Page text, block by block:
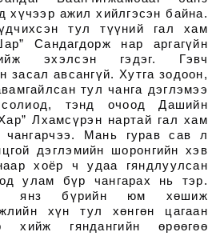
хүчээр ажил хийлгэсэн байна.
тул түүний гал хам
Сандагдорж нар аргагүйн
эхэлсэн гэдэг. Гэвч
засал авсангүй. Хутга зодоон,
тул чанга дэглэмээ
солиод, тэнд очоод Дашийн
Лхамсүрэн нартай гал хам
Мань гурав сав л
дэглэмийн шоронгийн хэв
хоёр ч удаа гяндлуулсан
улам бүр чангарах нь тэр.
янз бүрийн юм хөшиж
хүн тул хөнгөн цагаан
хийж гяндангийн өрөөгөө